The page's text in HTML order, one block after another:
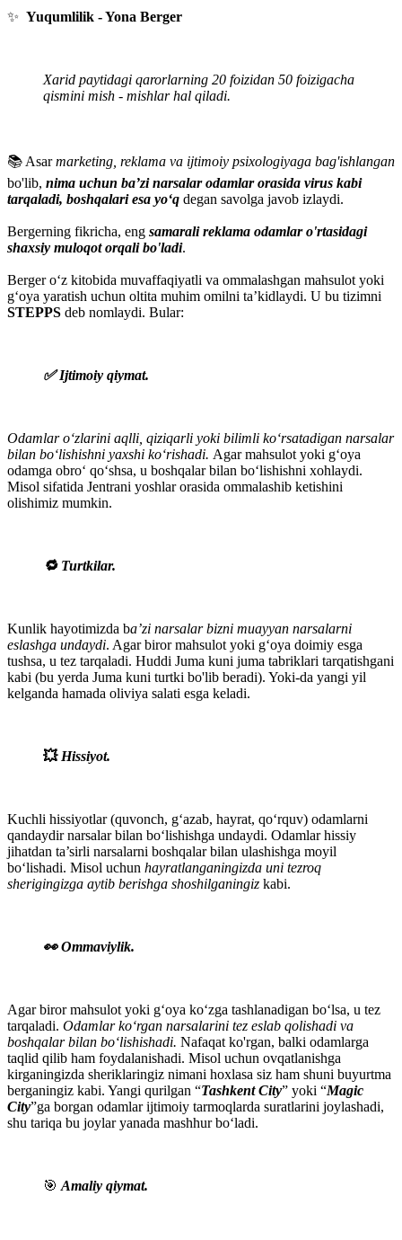
✨ Yuqumlilik - Yona Berger
Xarid paytidagi qarorlarning 20 foizidan 50 foizigacha
qismini mish - mishlar hal qiladi.
📚 Asarmarketing, reklama va ijtimoiy psixologiyaga bag'ishlangan
bo'lib, nima uchun ba’zi narsalar odamlar orasida virus kabi
tarqaladi, boshqalari esa yo‘q degan savolga javob izlaydi.
Bergerning fikricha, eng samarali reklama odamlar o'rtasidagi
shaxsiy muloqot orqali bo'ladi.
Berger o‘z kitobida muvaffaqiyatli va ommalashgan mahsulot yoki
g‘oya yaratish uchun oltita muhim omilni ta’kidlaydi. U bu tizimni
STEPPS deb nomlaydi. Bular:
✅ Ijtimoiy qiymat.
Odamlar o‘zlarini aqlli, qiziqarli yoki bilimli ko‘rsatadigan narsalar
bilan bo‘lishishni yaxshi ko‘rishadi. Agar mahsulot yoki g‘oya
odamga obro‘ qo‘shsa, u boshqalar bilan bo‘lishishni xohlaydi.
Misol sifatida Jentrani yoshlar orasida ommalashib ketishini
olishimiz mumkin.
🔁 Turtkilar.
Kunlik hayotimizda ba’zi narsalar bizni muayyan narsalarni
eslashga undaydi. Agar biror mahsulot yoki g‘oya doimiy esga
tushsa, u tez tarqaladi. Huddi Juma kuni juma tabriklari tarqatishgani
kabi (bu yerda Juma kuni turtki bo'lib beradi). Yoki-da yangi yil
kelganda hamada oliviya salati esga keladi.
💥Hissiyot.
Kuchli hissiyotlar (quvonch, g‘azab, hayrat, qo‘rquv) odamlarni
qandaydir narsalar bilan bo‘lishishga undaydi. Odamlar hissiy
jihatdan ta’sirli narsalarni boshqalar bilan ulashishga moyil
bo‘lishadi. Misol uchun hayratlanganingizda uni tezroq
sherigingizga aytib berishga shoshilganingiz kabi.
👀 Ommaviylik.
Agar biror mahsulot yoki g‘oya ko‘zga tashlanadigan bo‘lsa, u tez
tarqaladi. Odamlar ko‘rgan narsalarini tez eslab qolishadi va
boshqalar bilan bo‘lishishadi. Nafaqat ko'rgan, balki odamlarga
taqlid qilib ham foydalanishadi. Misol uchun ovqatlanishga
kirganingizda sheriklaringiz nimani hoxlasa siz ham shuni buyurtma
berganingiz kabi. Yangi qurilgan “Tashkent City” yoki “Magic
City”ga borgan odamlar ijtimoiy tarmoqlarda suratlarini joylashadi,
shu tariqa bu joylar yanada mashhur bo‘ladi.
🎯 Amaliy qiymat.